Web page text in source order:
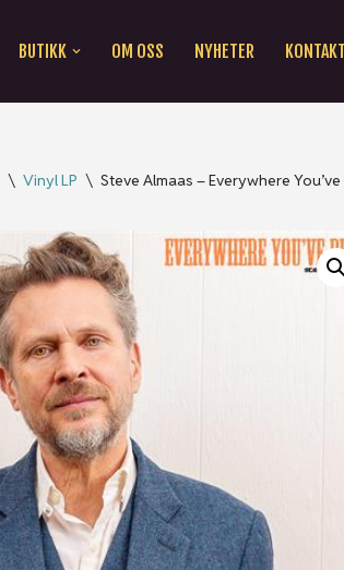
BUTIKK OM OSS NYHETER
\ Vinyl LP \ Steve Almaas – Everywhere You’ve